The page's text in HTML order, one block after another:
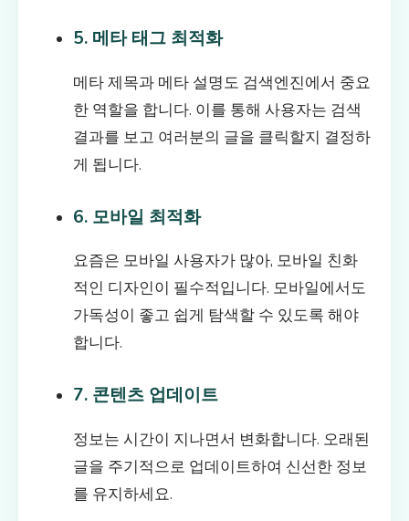
5. 메타 태그 최적화
메타 제목과 메타 설명도 검색엔진에서 중요
한 역할을 합니다. 이를 통해 사용자는 검색
결과를 보고 여러분의 글을 클릭할지 결정하
게 됩니다.
6. 모바일 최적화
요즘은 모바일 사용자가 많아, 모바일 친화
적인 디자인이 필수적입니다. 모바일에서도
가독성이 좋고 쉽게 탐색할 수 있도록 해야
합니다.
7. 콘텐츠 업데이트
정보는 시간이 지나면서 변화합니다. 오래된
글을 주기적으로 업데이트하여 신선한 정보
를 유지하세요.